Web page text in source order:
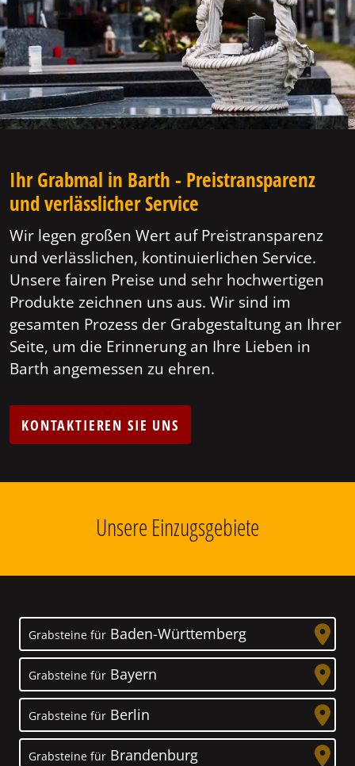
Ihr Grabmal in Barth - Preistransparenz
und verlässlicher Service
Wir legen großen Wert auf Preistransparenz
und verlässlichen, kontinuierlichen Service.
Unsere fairen Preise und sehr hochwertigen
Produkte zeichnen uns aus. Wir sind im
gesamten Prozess der Grabgestaltung an Ihrer
Seite, um die Erinnerung an Ihre Lieben in
Barth angemessen zu ehren.
KONTAKTIEREN SIE UNS
Unsere Einzugsgebiete
Grabsteine für Baden-Württemberg
Grabsteine für Bayern
Grabsteine für Berlin
Grabsteine für Brandenburg